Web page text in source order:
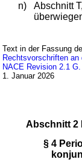
n)
Abschnitt
Text in der Fassung
Rechtsvorschriften
NACE Revision 2.1
1. Januar 2026
Abschnitt 2
§ 4